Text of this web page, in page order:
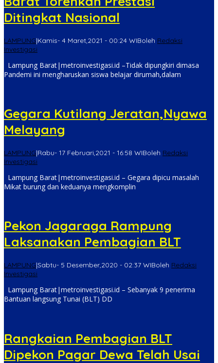
Ditingkat Nasional
LAMPUNG|Kamis- 4 Maret,2021 - 00:24 WIBoleh Redaksi
Investigasi
Lampung Barat|metroinvestigasi.id –Tidak dipungkiri dimasa
Pandemi ini mengharuskan siswa belajar dirumah,dalam
Gegara Kutilang Jeratan,Nyawa
Melayang
LAMPUNG|Rabu- 17 Februari,2021 - 16:58 WIBoleh Redaksi
Investigasi
Lampung Barat|metroinvestigasi.id – Gegara dipicu masalah
Mikat burung dan keduanya mengkomplin
Pekon Jagaraga Rampung
Laksanakan Pembagian BLT
LAMPUNG|Sabtu- 5 Desember,2020 - 02:37 WIBoleh Redaksi
Investigasi
Lampung Barat|metroinvestigasi.id – Sebanyak 9 penerima
Bantuan langsung Tunai (BLT) DD
Rangkaian Pembagian BLT
Dipekon Pagar Dewa Telah Usai